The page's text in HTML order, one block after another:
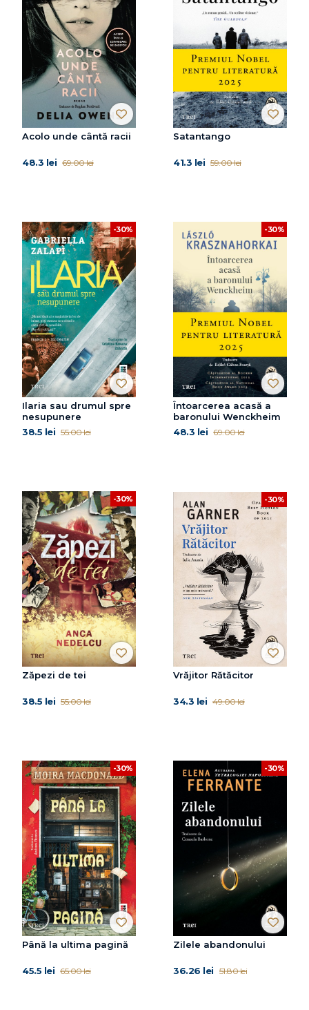
Acolo unde cântă racii
48.3 lei 69.00 lei
Satantango
41.3 lei 59.00 lei
-30%
Ilaria sau drumul spre
nesupunere
38.5 lei 55.00 lei
-30%
Întoarcerea acasă a
baronului Wenckheim
48.3 lei 69.00 lei
-30%
Zăpezi de tei
38.5 lei 55.00 lei
-30%
Vrăjitor Rătăcitor
34.3 lei 49.00 lei
-30%
Până la ultima pagină
45.5 lei 65.00 lei
-30%
Zilele abandonului
36.26 lei 51.80 lei